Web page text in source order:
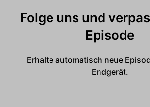
Folge uns und
Episode
Erhalte automatisch neue
Endgerät.